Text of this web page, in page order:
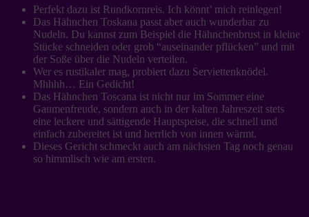
Perfekt dazu ist Rundkornreis. Ich könnt’ mich reinlegen!
Das Hähnchen Toskana passt aber auch wunderbar zu
Nudeln. Du kannst zum Beispiel die Hähnchenbrust in kleine
Stücke schneiden oder grob “auseinander pflücken” und mit
der Soße über die Nudeln verteilen.
Wer es rustikaler mag, probiert dazu Serviettenknödel.
Mhhhh… Ein Gedicht!
Das Hähnchen Toscana ist nicht nur im Sommer eine
Gaumenfreude, sondern auch in der kalten Jahreszeit stets
eine leckere und sättigende Hauptspeise, die schnell und
einfach zubereitet ist und herrlich von innen wärmt.
Dieses Gericht schmeckt auch am nächsten Tag noch genau
so himmlisch wie am ersten.